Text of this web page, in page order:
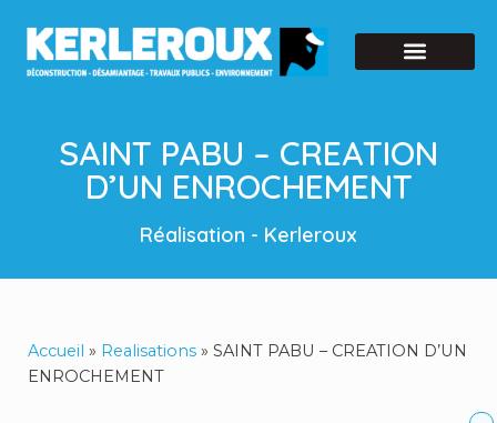
SAINT PABU – CREATION
D’UN ENROCHEMENT
Réalisation - Kerleroux
Accueil » Realisations » SAINT PABU – CREATION D’UN
ENROCHEMENT